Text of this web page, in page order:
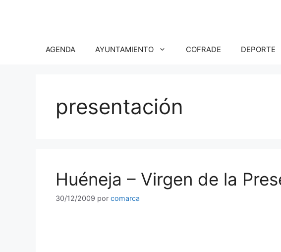
AGENDA AYUNTAMIENTO COFRADE DEPORTE
presentación
Huéneja – Virgen de la
30/12/2009 por comarca